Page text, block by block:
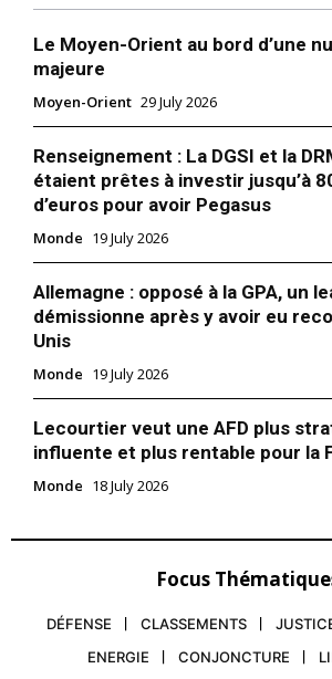
Le Moyen-Orient au bord d’une
majeure
Moyen-Orient 29 July 2026
Renseignement : La DGSI et la
étaient prêtes à investir jusqu’à
d’euros pour avoir Pegasus
Monde 19 July 2026
Allemagne : opposé à la GPA, un
démissionne après y avoir eu
Unis
Monde 19 July 2026
Lecourtier veut une AFD plus
influente et plus rentable pour la
Monde 18 July 2026
Focus
DÉFENSE CLASSEMENTS
ENERGIE
CONJONCTURE